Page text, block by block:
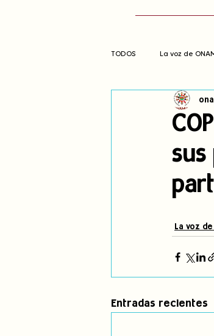
TODOS La voz de
Cambio climático
jóvenes indígenas
sus
La voz de
Entradas recientes